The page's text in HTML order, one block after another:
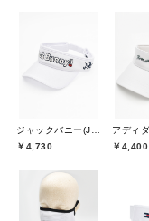
￥4,730
￥4,400